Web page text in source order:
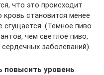
что это происходит
кровь становится менее
сгущается. (Темное пиво
чем светлое пиво,
заболеваний).
повысить уровень